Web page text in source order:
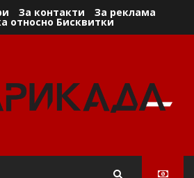
За контакти За реклама
относно Бисквитки